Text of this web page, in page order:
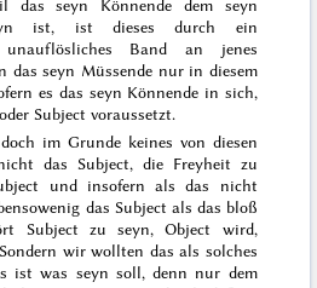
das seyn Könnende dem seyn
ist, ist dieses durch ein
unauflösliches Band an jenes
das seyn Müssende nur in diesem
es das seyn Könnende in sich,
Subject voraussetzt.
im Grunde keines von diesen
das Subject, die Freyheit zu
und insofern als das nicht
das Subject als das bloß
Subject zu seyn, Object wird,
wir wollten dasals solches
ist was seyn soll,denn nur dem